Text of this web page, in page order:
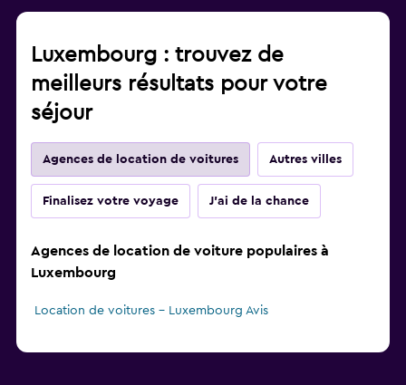
Luxembourg : trouvez de
meilleurs résultats pour votre
séjour
Agences de location de voitures Autres villes
Finalisez votre voyage J'ai de la chance
Agences de location de voiture populaires à
Luxembourg
Location de voitures - Luxembourg Avis